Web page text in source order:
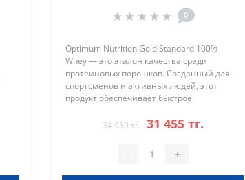
0
Optimum Nutrition Gold Standard 100%
Whey — это эталон качества среди
протеиновых порошков. Созданный для
спортсменов и активных людей, этот
продукт обеспечивает быстрое
мышечной массы и помогает достичь
34 950 тг. 31 455 тг.
- +